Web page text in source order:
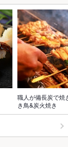
職人が備長炭で焼
き鳥&炭火焼き